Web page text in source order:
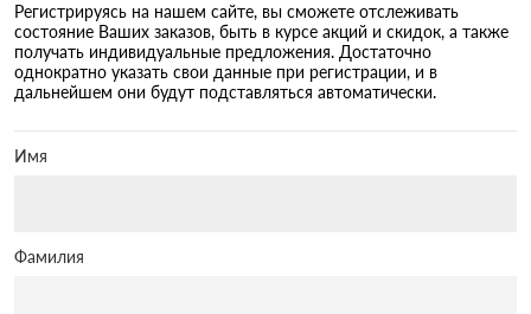
Регистрируясь на нашем сайте, вы сможете отслеживать
состояние Ваших заказов, быть в курсе акций и скидок, а также
получать индивидуальные предложения. Достаточно
однократно указать свои данные при регистрации, и в
дальнейшем они будут подставляться автоматически.
Имя
Фамилия